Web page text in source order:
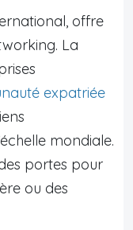
offre
La
expatriée
mondiale.
portes pour
ou des